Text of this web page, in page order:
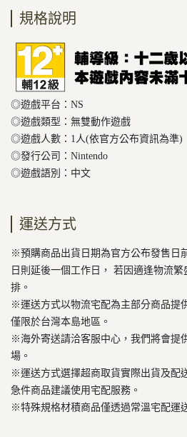
規格說明
◎遊戲平台：NS
◎遊戲類型：無雙動作遊戲
◎遊戲人數：1人(依官方公布資訊為準)
◎發行公司：Nintendo
◎遊戲語別：中文
運送方式
※預購商品出貨日期為官方公布發售日
日則延後一個工作日， 若因適逢物流
排。
※運送方式以物流宅配為主部分商品提
僅限於台灣本島地區。
※海外寄送請洽客服中心，我們將會提
場。
※運送方式選擇超商取貨實際出貨及配
急件商品建議使用宅配服務。
※特殊規格材積商品僅透過常溫宅配運